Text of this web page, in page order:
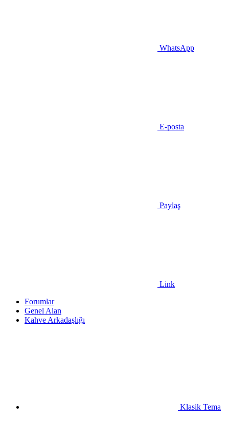
WhatsApp
E-posta
Paylaş
Link
Forumlar
Genel Alan
Kahve Arkadaşlığı
Klasik Tema